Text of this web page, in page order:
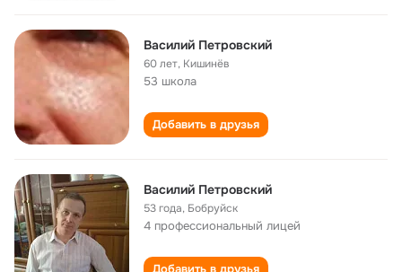
Василий Петровский
60 лет, Кишинёв
53 школа
Добавить в друзья
Василий Петровский
53 года, Бобруйск
4 профессиональный лицей
Добавить в друзья